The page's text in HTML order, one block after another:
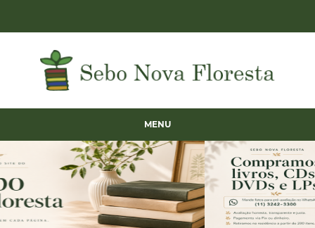
MENU